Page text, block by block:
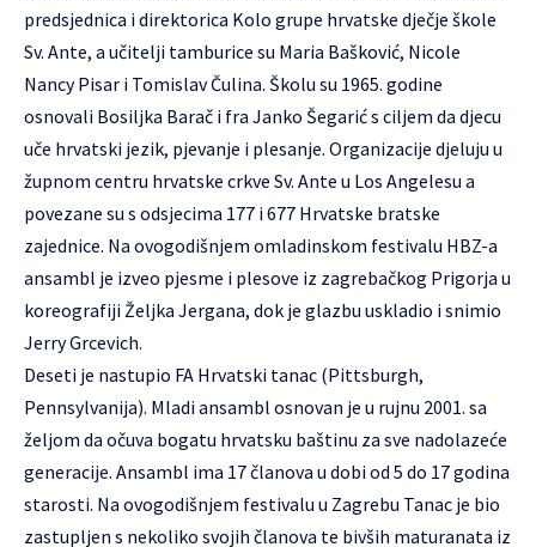
predsjednica i direktorica Kolo grupe hrvatske dječje škole
Sv. Ante, a učitelji tamburice su Maria Bašković, Nicole
Nancy Pisar i Tomislav Čulina. Školu su 1965. godine
osnovali Bosiljka Barač i fra Janko Šegarić s ciljem da djecu
uče hrvatski jezik, pjevanje i plesanje. Organizacije djeluju u
župnom centru hrvatske crkve Sv. Ante u Los Angelesu a
povezane su s odsjecima 177 i 677 Hrvatske bratske
zajednice. Na ovogodišnjem omladinskom festivalu HBZ-a
ansambl je izveo pjesme i plesove iz zagrebačkog Prigorja u
koreografiji Željka Jergana, dok je glazbu uskladio i snimio
Jerry Grcevich.
Deseti je nastupio FA Hrvatski tanac (Pittsburgh,
Pennsylvanija). Mladi ansambl osnovan je u rujnu 2001. sa
željom da očuva bogatu hrvatsku baštinu za sve nadolazeće
generacije. Ansambl ima 17 članova u dobi od 5 do 17 godina
starosti. Na ovogodišnjem festivalu u Zagrebu Tanac je bio
zastupljen s nekoliko svojih članova te bivših maturanata iz